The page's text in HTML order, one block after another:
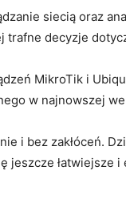
siecią⁢ oraz
trafne decyzje
MikroTik i
w najnowszej
i bez⁣ zakłóceń.
jeszcze łatwiejsze⁤